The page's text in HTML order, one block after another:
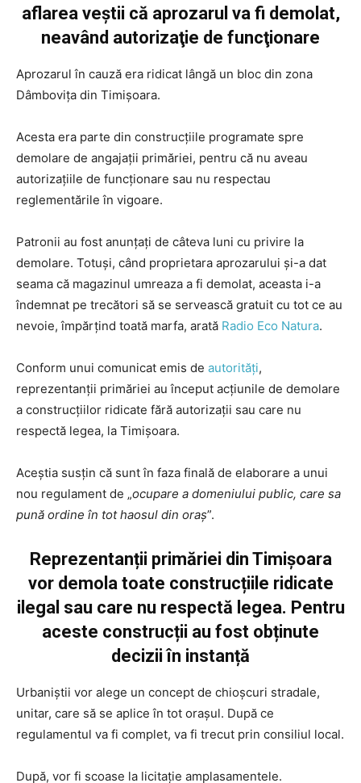
aflarea veştii că aprozarul va fi demolat,
neavând autorizaţie de funcţionare
Aprozarul în cauză era ridicat lângă un bloc din zona
Dâmbovița din Timișoara.
Acesta era parte din construcțiile programate spre
demolare de angajații primăriei, pentru că nu aveau
autorizațiile de funcționare sau nu respectau
reglementările în vigoare.
Patronii au fost anunțați de câteva luni cu privire la
demolare. Totuși, când proprietara aprozarului și-a dat
seama că magazinul umreaza a fi demolat, aceasta i-a
îndemnat pe trecători să se servească gratuit cu tot ce au
nevoie, împărţind toată marfa, arată Radio Eco Natura.
Conform unui comunicat emis de autorităţi,
reprezentanţii primăriei au început acțiunile de demolare
a construcțiilor ridicate fără autorizații sau care nu
respectă legea, la Timișoara.
Aceştia susțin că sunt în faza finală de elaborare a unui
nou regulament de „ocupare a domeniului public, care sa
pună ordine în tot haosul din oraș”.
Reprezentanții primăriei din Timişoara
vor demola toate construcțiile ridicate
ilegal sau care nu respectă legea. Pentru
aceste construcții au fost obținute
decizii în instanță
Urbaniștii vor alege un concept de chioșcuri stradale,
unitar, care să se aplice în tot orașul. După ce
regulamentul va fi complet, va fi trecut prin consiliul local.
După, vor fi scoase la licitație amplasamentele.